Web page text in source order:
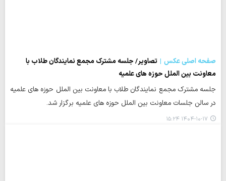
صفحه اصلی عکس
تصاویر/ جلسه مشترک مجمع نمایندگان طلاب با
معاونت بین الملل حوزه های علمیه
جلسه مشترک مجمع نمایندگان طلاب با معاونت بین الملل حوزه های علمیه
در سالن جلسات معاونت بین الملل حوزه های علمیه برگزار شد.
۱۴۰۴-۱۰-۱۷ ۱۵:۲۴